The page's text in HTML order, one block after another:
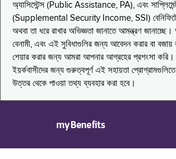
অ্যাসিস্টেন্স (Public Assistance, PA), এবং
(Supplemental Security Income, SSI)
অথবা তা ধরে রাখার অভিজ্ঞতা জানাতে আমন্ত্রণ
বেনামী, এবং এই সুবিধাগুলির জন্য আবেদন করার বা বজায়
শেয়ার করার জন্য আমরা আপনার আগ্রহের প্রশংসা
ইয়র্কবাসীদের জন্য গুরুত্বপূর্ণ এই সহায়তা
উত্তর থেকে পাওয়া তথ্য ব্যবহার করা হবে।
myBenefits